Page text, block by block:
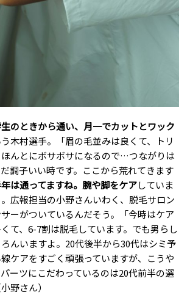
のときから通い、月一でカットとワック
木村選手。「眉の毛並みは良くて、トリ
んとにボサボサになるので…つながりは
調子いい時です。ここから荒れてきます
は通ってますね。腕や脚をケアしていま
広報担当の小野さんいわく、脱毛サロン
ーがついているんだそう。「今時はケア
て、6-7割は脱毛しています。でも男らし
んいますよ。20代後半から30代はシミ予
ケアをすごく頑張っていますが、こうや
ーツにこだわっているのは20代前半の選
野さん）